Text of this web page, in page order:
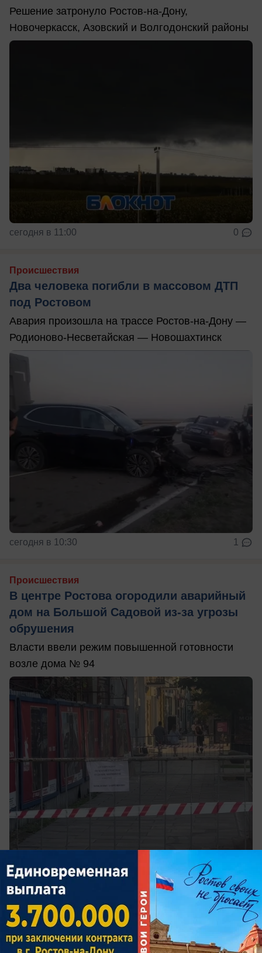
Решение затронуло Ростов-на-Дону,
Новочеркасск, Азовский и Волгодонский районы
сегодня в 11:00 0
Происшествия
Два человека погибли в массовом ДТП
под Ростовом
Авария произошла на трассе Ростов-на-Дону —
Родионово-Несветайская — Новошахтинск
сегодня в 10:30 1
Происшествия
В центре Ростова огородили аварийный
дом на Большой Садовой из-за угрозы
обрушения
Власти ввели режим повышенной готовности
возле дома № 94
сегодня в 10:00
Происшествия
Над Ростовской областью за ночь сбили
более 20 беспилотников